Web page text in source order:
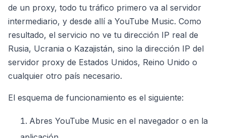
de un proxy, todo tu tráfico primero va al servidor
intermediario, y desde allí a YouTube Music. Como
resultado, el servicio no ve tu dirección IP real de
Rusia, Ucrania o Kazajistán, sino la dirección IP del
servidor proxy de Estados Unidos, Reino Unido o
cualquier otro país necesario.
El esquema de funcionamiento es el siguiente:
Abres YouTube Music en el navegador o en la